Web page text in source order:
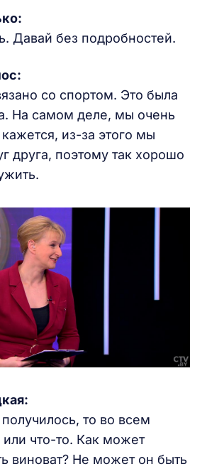
Давай без подробностей.
со спортом. Это была
На самом деле, мы очень
из-за этого мы
друга, поэтому так хорошо
то во всем
или что-то. Как может
виноват? Не может он быть